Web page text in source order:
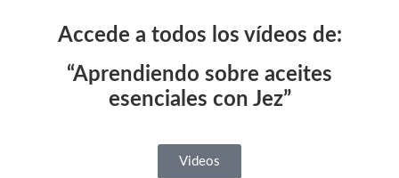
Accede a todos los vídeos de:
“Aprendiendo sobre aceites
esenciales con Jez”
Videos